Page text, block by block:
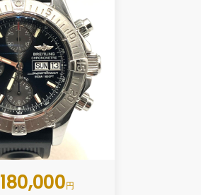
180,000円